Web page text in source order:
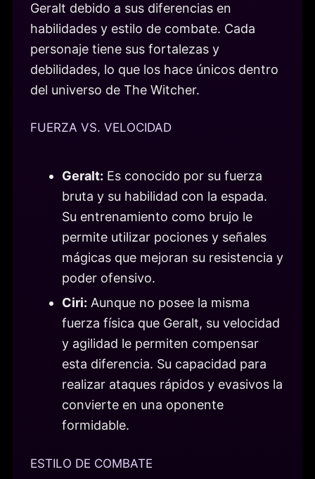
Geralt debido a sus diferencias en
habilidades y estilo de combate. Cada
personaje tiene sus fortalezas y
debilidades, lo que los hace únicos dentro
del universo de The Witcher.
FUERZA VS. VELOCIDAD
Geralt: Es conocido por su fuerza
bruta y su habilidad con la espada.
Su entrenamiento como brujo le
permite utilizar pociones y señales
mágicas que mejoran su resistencia y
poder ofensivo.
Ciri: Aunque no posee la misma
fuerza física que Geralt, su velocidad
y agilidad le permiten compensar
esta diferencia. Su capacidad para
realizar ataques rápidos y evasivos la
convierte en una oponente
formidable.
ESTILO DE COMBATE